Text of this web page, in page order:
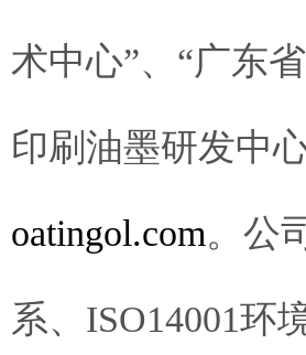
术中心”、“广东
印刷油墨研发中
oatingol.com。公
系、ISO14001环